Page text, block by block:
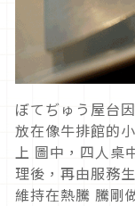
ぼてぢゅう屋台
放在像牛排館的
上 圖中，四人桌
理後，再由服務
維持在熱騰 騰剛